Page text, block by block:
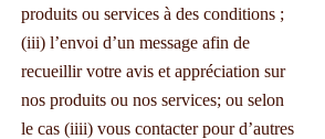
produits ou services à des conditions ;
(iii) l’envoi d’un message afin de
recueillir votre avis et appréciation sur
nos produits ou nos services; ou selon
le cas (iiii) vous contacter pour d’autres